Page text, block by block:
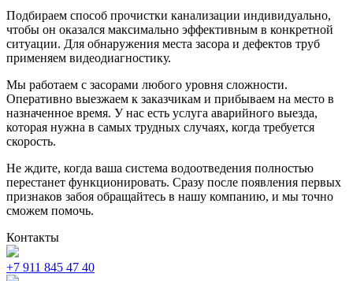
Подбираем способ прочистки канализации индивидуально,
чтобы он оказался максимально эффективным в конкретной
ситуации. Для обнаружения места засора и дефектов труб
применяем видеодиагностику.
Мы работаем с засорами любого уровня сложности.
Оперативно выезжаем к заказчикам и прибываем на место в
назначенное время. У нас есть услуга аварийного выезда,
которая нужна в самых трудных случаях, когда требуется
скорость.
Не ждите, когда ваша система водоотведения полностью
перестанет функционировать. Сразу после появления первых
признаков забоя обращайтесь в нашу компанию, и мы точно
сможем помочь.
Контакты
+7 911 845 47 40